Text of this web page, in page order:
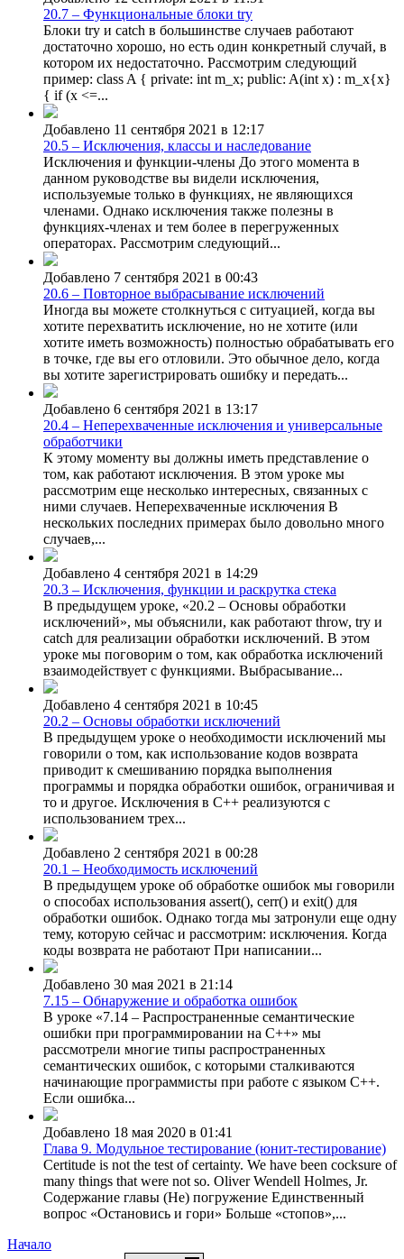
20.7 – Функциональные блоки try
Блоки try и catch в большинстве случаев работают
достаточно хорошо, но есть один конкретный случай, в
котором их недостаточно. Рассмотрим следующий
пример: class A { private: int m_x; public: A(int x) : m_x{x}
{ if (x <=...
Добавлено 11 сентября 2021 в 12:17
20.5 – Исключения, классы и наследование
Исключения и функции-члены До этого момента в
данном руководстве вы видели исключения,
используемые только в функциях, не являющихся
членами. Однако исключения также полезны в
функциях-членах и тем более в перегруженных
операторах. Рассмотрим следующий...
Добавлено 7 сентября 2021 в 00:43
20.6 – Повторное выбрасывание исключений
Иногда вы можете столкнуться с ситуацией, когда вы
хотите перехватить исключение, но не хотите (или
хотите иметь возможность) полностью обрабатывать его
в точке, где вы его отловили. Это обычное дело, когда
вы хотите зарегистрировать ошибку и передать...
Добавлено 6 сентября 2021 в 13:17
20.4 – Неперехваченные исключения и универсальные
обработчики
К этому моменту вы должны иметь представление о
том, как работают исключения. В этом уроке мы
рассмотрим еще несколько интересных, связанных с
ними случаев. Неперехваченные исключения В
нескольких последних примерах было довольно много
случаев,...
Добавлено 4 сентября 2021 в 14:29
20.3 – Исключения, функции и раскрутка стека
В предыдущем уроке, «20.2 – Основы обработки
исключений», мы объяснили, как работают throw, try и
catch для реализации обработки исключений. В этом
уроке мы поговорим о том, как обработка исключений
взаимодействует с функциями. Выбрасывание...
Добавлено 4 сентября 2021 в 10:45
20.2 – Основы обработки исключений
В предыдущем уроке о необходимости исключений мы
говорили о том, как использование кодов возврата
приводит к смешиванию порядка выполнения
программы и порядка обработки ошибок, ограничивая и
то и другое. Исключения в C++ реализуются с
использованием трех...
Добавлено 2 сентября 2021 в 00:28
20.1 – Необходимость исключений
В предыдущем уроке об обработке ошибок мы говорили
о способах использования assert(), cerr() и exit() для
обработки ошибок. Однако тогда мы затронули еще одну
тему, которую сейчас и рассмотрим: исключения. Когда
коды возврата не работают При написании...
Добавлено 30 мая 2021 в 21:14
7.15 – Обнаружение и обработка ошибок
В уроке «7.14 – Распространенные семантические
ошибки при программировании на C++» мы
рассмотрели многие типы распространенных
семантических ошибок, с которыми сталкиваются
начинающие программисты при работе с языком C++.
Если ошибка...
Добавлено 18 мая 2020 в 01:41
Глава 9. Модульное тестирование (юнит-тестирование)
Certitude is not the test of certainty. We have been cocksure of
many things that were not so. Oliver Wendell Holmes, Jr.
Содержание главы (Не) погружение Единственный
вопрос «Остановись и гори» Больше «стопов»,...
Начало